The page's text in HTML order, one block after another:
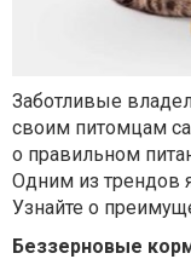
Заботливые
своим питомцам
о правильном
Одним из трендов
Узнайте о
Беззерновые